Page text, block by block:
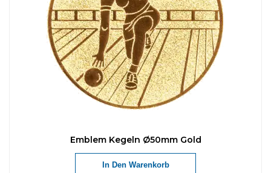
Emblem Kegeln Ø50mm Gold
In Den Warenkorb